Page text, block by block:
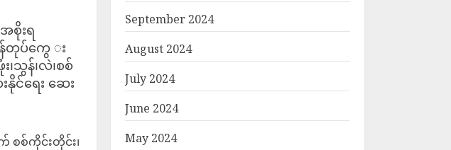
စိုးရ
တုပ်​ကွေ း​
သွန်၊လဲ၊စစ်
နိုင်​ရေး ဆေး
စစ်ကိုင်းတိုင်း​၊
September 2024
August 2024
July 2024
June 2024
May 2024